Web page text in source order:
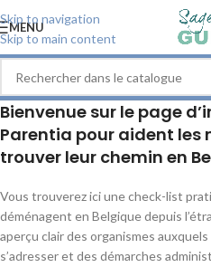
Skip to navigation
Skip to main content
MENU
Bienvenue sur le page
Parentia pour aident les
trouver leur chemin en
Vous trouverez ici une check-list
déménagent en Belgique depuis
aperçu clair des organismes
s’adresser et des démarches